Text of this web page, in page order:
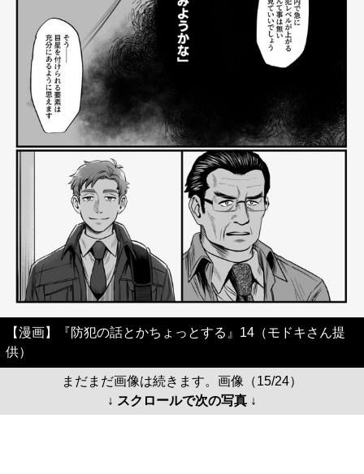
【漫画】『防犯の話とかちょっとする』14（モドキさん提
供）
まだまだ画像は続きます。画像（15/24）
↓ スクロールで次の写真 ↓